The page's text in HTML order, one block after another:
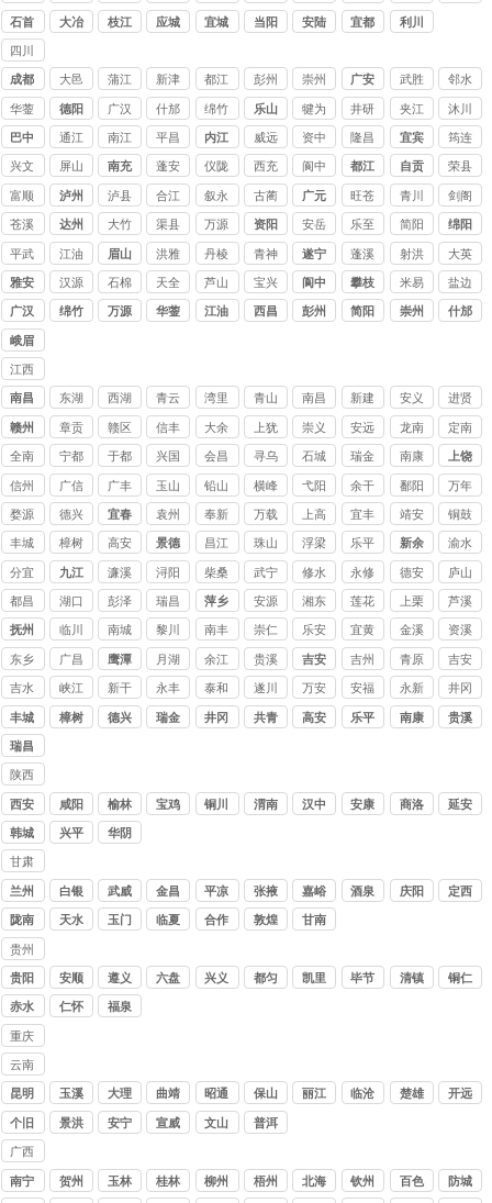
口
石首 大冶 枝江 应城 宜城 当阳 安陆 宜都 利川
四川
讨债
公司
成都 大邑 蒲江 新津
都江
堰
彭州 崇州 广安 武胜 邻水
华蓥 德阳 广汉 什邡 绵竹 乐山 犍为 井研 夹江 沐川
巴中 通江 南江 平昌 内江 威远 资中 隆昌 宜宾 筠连
兴文 屏山 南充 蓬安 仪陇 西充 阆中
都江
堰
自贡 荣县
富顺 泸州 泸县 合江 叙永 古蔺 广元 旺苍 青川 剑阁
苍溪 达州 大竹 渠县 万源 资阳 安岳 乐至 简阳 绵阳
平武 江油 眉山 洪雅 丹棱 青神 遂宁 蓬溪 射洪 大英
雅安 汉源 石棉 天全 芦山 宝兴 阆中
攀枝
花
米易 盐边
广汉 绵竹 万源 华蓥 江油 西昌 彭州 简阳 崇州 什邡
峨眉
山
江西
讨债
公司
南昌 东湖 西湖 青云 湾里 青山 南昌 新建 安义 进贤
赣州 章贡 赣区 信丰 大余 上犹 崇义 安远 龙南 定南
全南 宁都 于都 兴国 会昌 寻乌 石城 瑞金 南康 上饶
信州 广信 广丰 玉山 铅山 横峰 弋阳 余干 鄱阳 万年
婺源 德兴 宜春 袁州 奉新 万载 上高 宜丰 靖安 铜鼓
丰城 樟树 高安
景德
镇
昌江 珠山 浮梁 乐平 新余 渝水
分宜 九江 濂溪 浔阳 柴桑 武宁 修水 永修 德安 庐山
都昌 湖口 彭泽 瑞昌 萍乡 安源 湘东 莲花 上栗 芦溪
抚州 临川 南城 黎川 南丰 崇仁 乐安 宜黄 金溪 资溪
东乡 广昌 鹰潭 月湖 余江 贵溪 吉安 吉州 青原 吉安
吉水 峡江 新干 永丰 泰和 遂川 万安 安福 永新
井冈
山
丰城 樟树 德兴 瑞金
井冈
共青
高安 乐平 南康 贵溪
瑞昌
陕西
讨债
公司
西安 咸阳 榆林 宝鸡 铜川 渭南 汉中 安康 商洛 延安
韩城 兴平 华阴
甘肃
讨债
公司
兰州 白银 武威 金昌 平凉 张掖
嘉峪
关
酒泉 庆阳 定西
陇南 天水 玉门 临夏 合作 敦煌 甘南
贵州
讨债
公司
贵阳 安顺 遵义
六盘
兴义 都匀 凯里 毕节 清镇 铜仁
赤水 仁怀 福泉
重庆
讨债
公司
云南
讨债
公司
昆明 玉溪 大理 曲靖 昭通 保山 丽江 临沧 楚雄 开远
个旧 景洪 安宁 宣威 文山 普洱
广西
讨债
公司
南宁 贺州 玉林 桂林 柳州 梧州 北海 钦州 百色
防城